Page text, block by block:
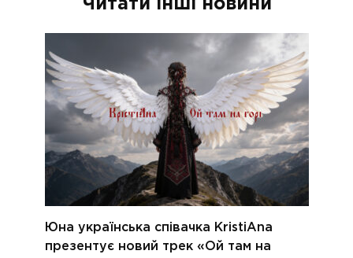
Читати інші новини
Юна українська співачка KristiAna
презентує новий трек «Ой там на